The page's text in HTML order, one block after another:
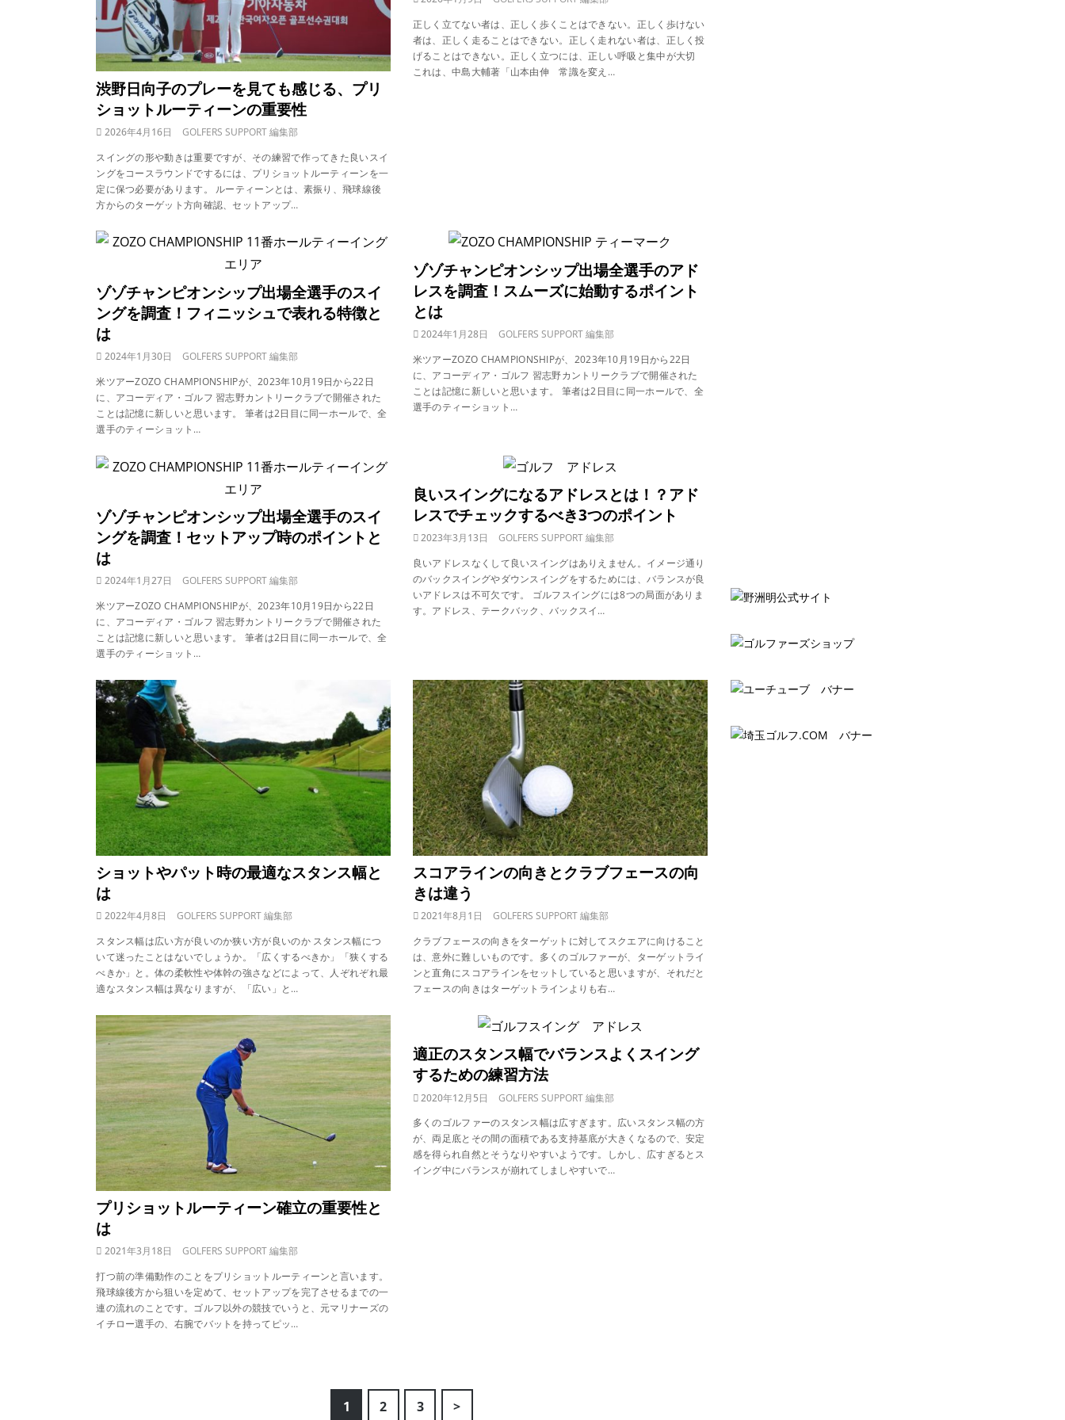
渋野日向子のプレーを見ても感じる、プリ
ショットルーティーンの重要性
2026年4月16日
GOLFERS SUPPORT 編集部
スイングの形や動きは重要ですが、その練習で作ってきた良いスイ
ングをコースラウンドでするには、プリショットルーティーンを一
定に保つ必要があります。 ルーティーンとは、素振り、飛球線後
方からのターゲット方向確認、セットアップ…
正しく立てない者は、正しく歩くことはできない。正しく歩けない
者は、正しく走ることはできない。正しく走れない者は、正しく投
げることはできない。正しく立つには、正しい呼吸と集中が大切
これは、中島大輔著「山本由伸 常識を変え…
ゾゾチャンピオンシップ出場全選手のスイ
ングを調査！フィニッシュで表れる特徴と
は
2024年1月30日
GOLFERS SUPPORT 編集部
米ツアーZOZO CHAMPIONSHIPが、2023年10月19日から22日
に、アコーディア・ゴルフ 習志野カントリークラブで開催された
ことは記憶に新しいと思います。 筆者は2日目に同一ホールで、全
選手のティーショット…
ゾゾチャンピオンシップ出場全選手のアド
レスを調査！スムーズに始動するポイント
とは
2024年1月28日
GOLFERS SUPPORT 編集部
米ツアーZOZO CHAMPIONSHIPが、2023年10月19日から22日
に、アコーディア・ゴルフ 習志野カントリークラブで開催された
ことは記憶に新しいと思います。 筆者は2日目に同一ホールで、全
選手のティーショット…
ゾゾチャンピオンシップ出場全選手のスイ
ングを調査！セットアップ時のポイントと
は
2024年1月27日
GOLFERS SUPPORT 編集部
米ツアーZOZO CHAMPIONSHIPが、2023年10月19日から22日
に、アコーディア・ゴルフ 習志野カントリークラブで開催された
ことは記憶に新しいと思います。 筆者は2日目に同一ホールで、全
選手のティーショット…
良いスイングになるアドレスとは！？アド
レスでチェックするべき3つのポイント
2023年3月13日
GOLFERS SUPPORT 編集部
良いアドレスなくして良いスイングはありえません。イメージ通り
のバックスイングやダウンスイングをするためには、バランスが良
いアドレスは不可欠です。 ゴルフスイングには8つの局面がありま
す。アドレス、テークバック、バックスイ…
ショットやパット時の最適なスタンス幅と
は
2022年4月8日
GOLFERS SUPPORT 編集部
スタンス幅は広い方が良いのか狭い方が良いのか スタンス幅につ
いて迷ったことはないでしょうか。「広くするべきか」「狭くする
べきか」と。体の柔軟性や体幹の強さなどによって、人ぞれぞれ最
適なスタンス幅は異なりますが、「広い」と…
スコアラインの向きとクラブフェースの向
きは違う
2021年8月1日
GOLFERS SUPPORT 編集部
クラブフェースの向きをターゲットに対してスクエアに向けること
は、意外に難しいものです。多くのゴルファーが、ターゲットライ
ンと直角にスコアラインをセットしていると思いますが、それだと
フェースの向きはターゲットラインよりも右…
プリショットルーティーン確立の重要性と
は
2021年3月18日
GOLFERS SUPPORT 編集部
打つ前の準備動作のことをプリショットルーティーンと言います。
飛球線後方から狙いを定めて、セットアップを完了させるまでの一
連の流れのことです。ゴルフ以外の競技でいうと、元マリナーズの
イチロー選手の、右腕でバットを持ってピッ…
適正のスタンス幅でバランスよくスイング
するための練習方法
2020年12月5日
GOLFERS SUPPORT 編集部
多くのゴルファーのスタンス幅は広すぎます。広いスタンス幅の方
が、両足底とその間の面積である支持基底が大きくなるので、安定
感を得られ自然とそうなりやすいようです。しかし、広すぎるとス
イング中にバランスが崩れてしましやすいで…
1 2 3 >